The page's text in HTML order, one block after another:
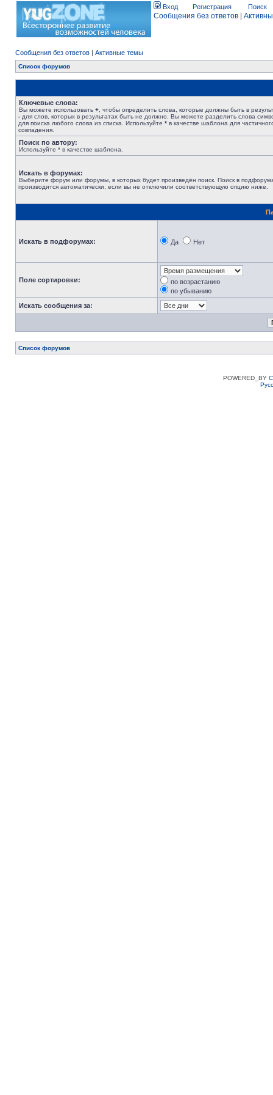
Вход Регистрация Поиск
Сообщения без ответов
Сообщения без ответов | Активные темы
Список форумов
Ключевые слова:
Вы можете использовать + , чтобы определить слова, которые должны быть в
- для слов, которых в результатах быть не должно. Вы можете разделить слова
для поиска любого слова из списка. Используйте * в качестве шаблона для
совпадения.
Поиск по автору:
Используйте * в качестве шаблона.
Искать в форумах:
Выберите форум или форумы, в которых будет произведён поиск. Поиск в
производится автоматически, если вы не отключили соответствующую опцию ниже.
Искать в подфорумах: Да Нет
Поле сортировки:
по возрастанию
по убыванию
Искать сообщения за:
Список форумов
POWERED_BY